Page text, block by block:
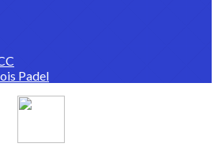
Padel